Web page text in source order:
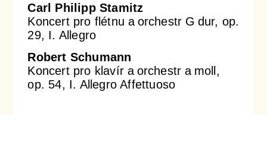
Carl Philipp Stamitz
Koncert pro flétnu a orchestr G dur, op.
29, I. Allegro
Robert Schumann
Koncert pro klavír a orchestr a moll,
op. 54, I. Allegro Affettuoso